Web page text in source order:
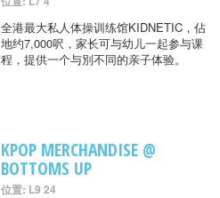
全港最大私人体操训练馆KIDNETIC，佔
地约7,000呎，家长可与幼儿一起参与课
程，提供一个与別不同的亲子体验。
KPOP MERCHANDISE @
BOTTOMS UP
位置: L9 24